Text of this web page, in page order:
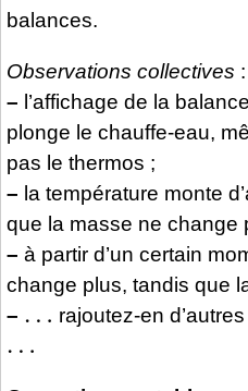
balances.
Observations collectives :
– l’affichage de la
plonge le chauffe-eau,
pas le thermos ;
– la température monte
que la masse ne change
– à partir d’un certain
change plus, tandis que
–
…
rajoutez-en
…